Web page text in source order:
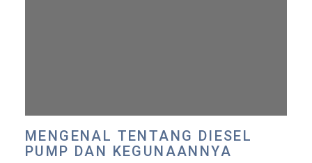
MENGENAL TENTANG DIESEL
PUMP DAN KEGUNAANNYA